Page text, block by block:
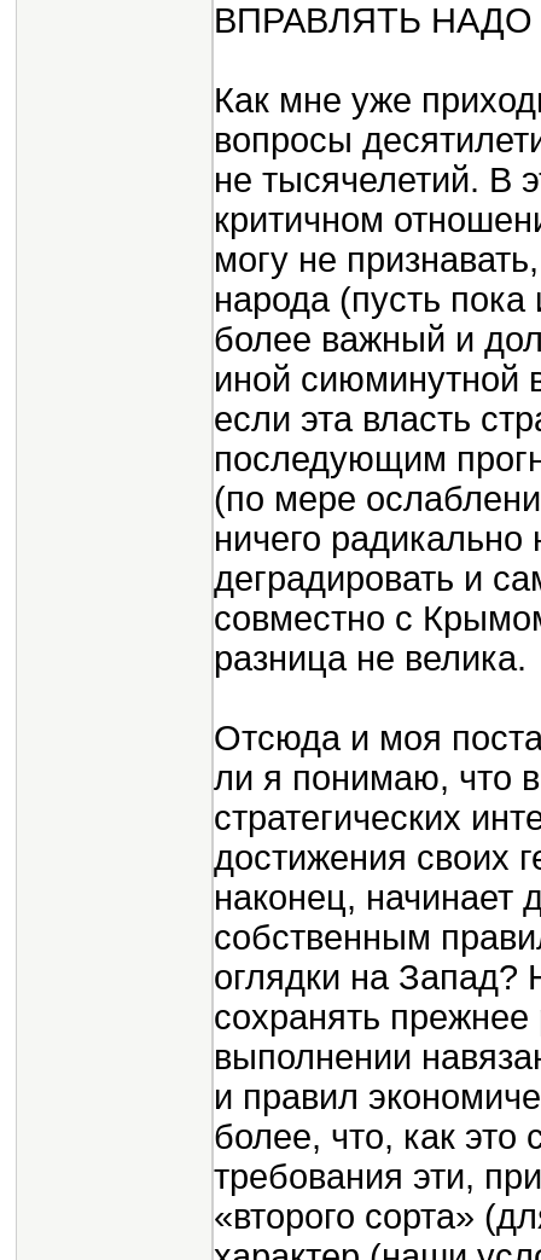
ВПРАВЛЯТЬ
Как мне уже
вопросы
не тысячелетий. В
критичном
могу не
народа (пусть
более важный и
иной сиюминутной
если эта власть
последующим
(по мере
ничего радикально
деградировать и
совместно с
разница не велика.
Отсюда и моя
ли я понимаю, что
стратегических
достижения своих
наконец, начинает
собственным
оглядки на Запад?
сохранять прежнее
выполнении
и правил
более, что, как
требования эти,
«второго сорта»